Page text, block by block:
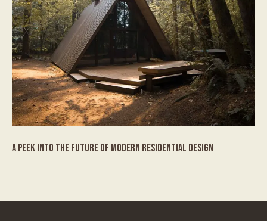
A PEEK INTO THE FUTURE OF MODERN RESIDENTIAL DESIGN